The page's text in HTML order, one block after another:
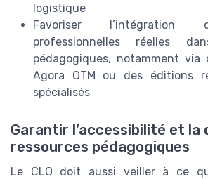
logistique
Favoriser l’intégration
professionnelles réelles
pédagogiques, notamment via
Agora OTM ou des éditions
spécialisés
Garantir l’accessibilité et la
ressources pédagogiques
Le CLO doit aussi veiller à ce